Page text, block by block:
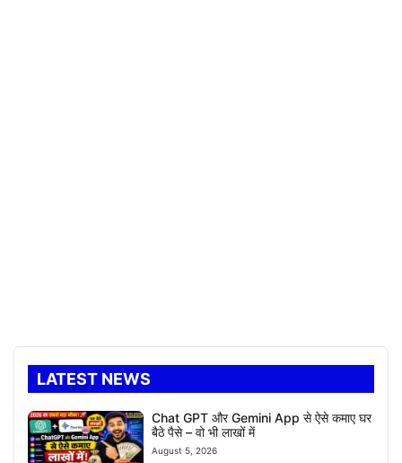
LATEST NEWS
Chat GPT और Gemini App से ऐसे कमाए घर
बैठे पैसे – वो भी लाखों में
August 5, 2026